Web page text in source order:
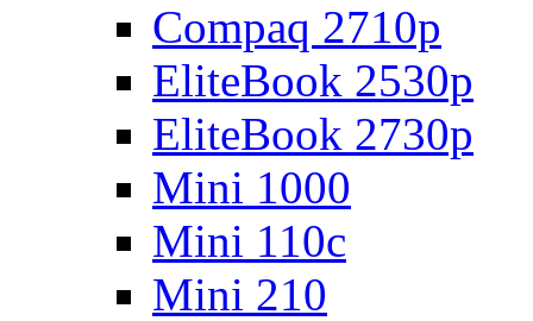
Compaq 2710p
EliteBook 2530p
EliteBook 2730p
Mini 1000
Mini 110c
Mini 210